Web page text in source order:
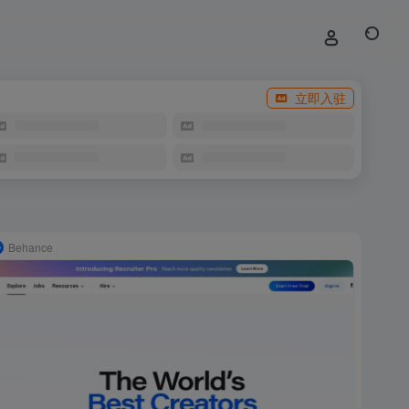
立即入驻
Behance